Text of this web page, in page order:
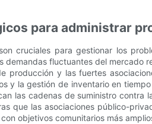
para administrar
cruciales para gestionar los
demandas fluctuantes del mercado
producción y las fuertes
y la gestión de inventario en
las cadenas de suministro contra
que las asociaciones público-
objetivos comunitarios más